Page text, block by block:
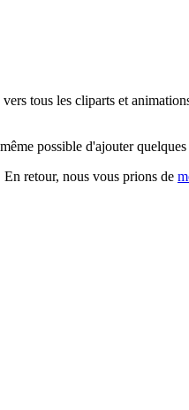
tous les cliparts et
possible d'ajouter
retour, nous vous prions de